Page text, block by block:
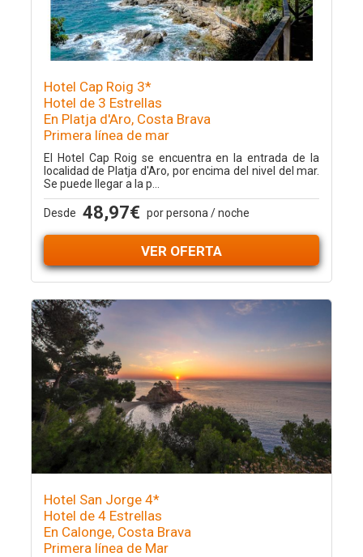
Hotel Cap Roig 3*
Hotel de 3 Estrellas
En Platja d'Aro, Costa Brava
Primera línea de mar
El Hotel Cap Roig se encuentra en la entrada de la
localidad de Platja d'Aro, por encima del nivel del mar.
Se puede llegar a la p...
Desde 48,97€ por persona / noche
VER OFERTA
Hotel San Jorge 4*
Hotel de 4 Estrellas
En Calonge, Costa Brava
Primera línea de Mar